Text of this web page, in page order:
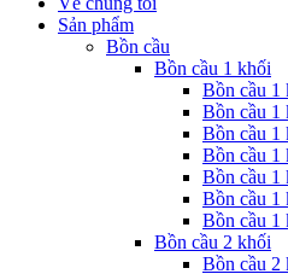
Sản phẩm
Bồn cầu
Bồn cầu 1 khối
Bồn cầu 1
Bồn cầu 1
Bồn cầu 1
Bồn cầu 1
Bồn cầu 1
Bồn cầu 1
Bồn cầu 1
Bồn cầu 2 khối
Bồn cầu 2